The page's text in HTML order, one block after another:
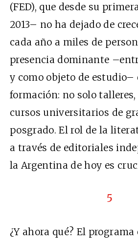
(FED), que desde su
2013– no ha dejado de
cada año a miles de
presencia dominante
y como objeto de estudio–
formación: no solo
cursos universitarios de
posgrado. El rol de la
a través de editoriales
la Argentina de hoy es
5
¿Y ahora qué? El